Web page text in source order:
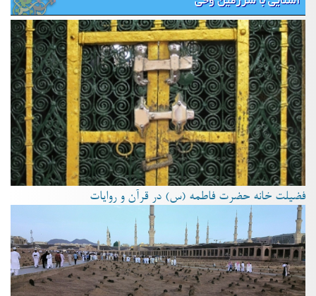
فضیلت خانه حضرت فاطمه (س) در قرآن و روایات